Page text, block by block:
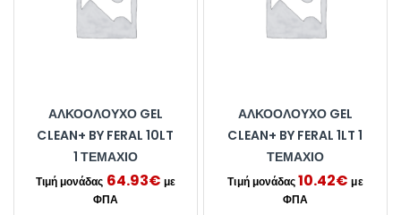
ΑΛΚΟΟΛΟΎΧΟ GEL
CLEAN+ BY FERAL 10LT
1 ΤΕΜΆΧΙΟ
64.93€
ΑΛΚΟΟΛΟΎΧΟ GEL
CLEAN+ BY FERAL 1LT 1
ΤΕΜΆΧΙΟ
10.42€